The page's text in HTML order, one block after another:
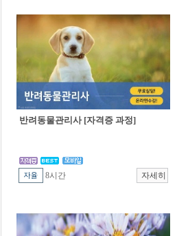
반려동물관리사 [자격증 과정]
8시간